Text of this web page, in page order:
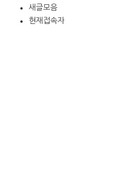
새글모음
현재접속자